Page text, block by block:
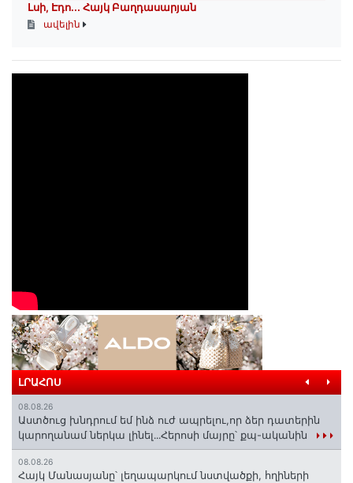
Լսի, Էդո․․․ Հայկ Բաղդասարյան
ավելին
ԼՐԱՀՈՍ
08.08.26
Աստծուց խնդրում եմ ինձ ուժ ապրելու,որ ձեր դատերին
կարողանամ ներկա լինել․․․Հերոսի մայրը՝ քպ-ականին
08.08.26
Հայկ Մանասյանը՝ լեղապարկում նստվածքի, հղիների